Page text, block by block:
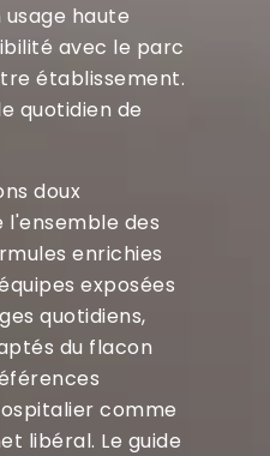
haute
avec le parc
établissement.
quotidien de
doux
l'ensemble des
enrichies
exposées
quotidiens,
du flacon
comme
libéral. Le guide